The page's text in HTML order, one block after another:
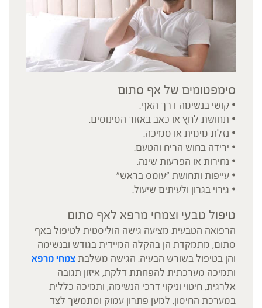
סימפטומים של אף סתום
• קושי בנשימה דרך האף.
• תחושת לחץ או כאב באזור הסינוסים.
• נזלת מימית או סמיכה.
• ירידה בחוש הריח והטעם.
• נחירות או הפרעות שינה.
• עייפות ותחושת "עומס בראש"
• גירוי בגרון ולעיתים שיעול.
טיפול טבעי וצמחי מרפא לאף סתום
הרפואה הטבעית מציעה גישה הוליסטית לטיפול באף
סתום, מתמקדת הן בהקלה המיידית בגודש ובנשימה
והן בטיפול בשורש הבעיה. הגישה משלבתצמחי מרפא
ותמיכה מערכתית להפחתת דלקת, איזון תגובה
אלרגית, חיטוי וניקוי דרכי הנשימה, ותמיכה כללית
במערכת החיסון, למען פתרון עמוק ומתמשך לצד